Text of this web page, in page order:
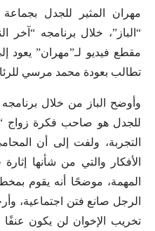
مهران المثير للجدل
“الباز”، خلال برنامجه “آخر
تطالب بعودة محمد مرسي
وأوضح الباز من خلال
للجدل هو صاحب فكرة زواج
التجربة، ولفت إلى أن
الأفكار والتي من شأنها
المهمة، موضحًا أنه يقوم
الرجل صانع فتن اجتماعية،
تخريب الإخوان لن يكون